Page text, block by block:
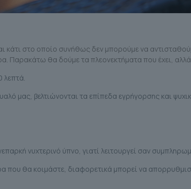
κάτι στο οποίο συνήθως δεν μπορούμε να
Παρακάτω θα δούμε τα πλεονεκτήματα που έχει,
λεπτά.
μας, βελτιώνονται τα επίπεδα εγρήγορσης και
νυχτερινό ύπνο, γιατί λειτουργεί σαν
θα κοιμάστε, διαφορετικά μπορεί να